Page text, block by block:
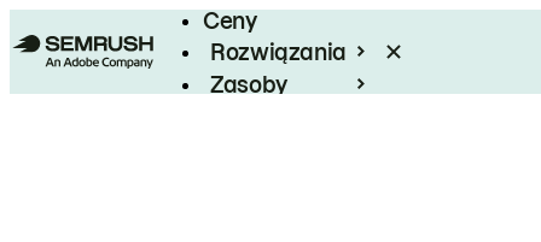
Ceny
Rozwiązania
Zasoby